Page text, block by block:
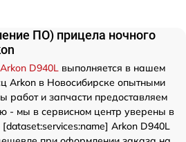
ПО) прицела ночного
D940L выполняется в нашем
Arkon в Новосибирске опытными
работ и запчасти предоставляем
- мы в сервисном центр уверены в
Arkon D940L